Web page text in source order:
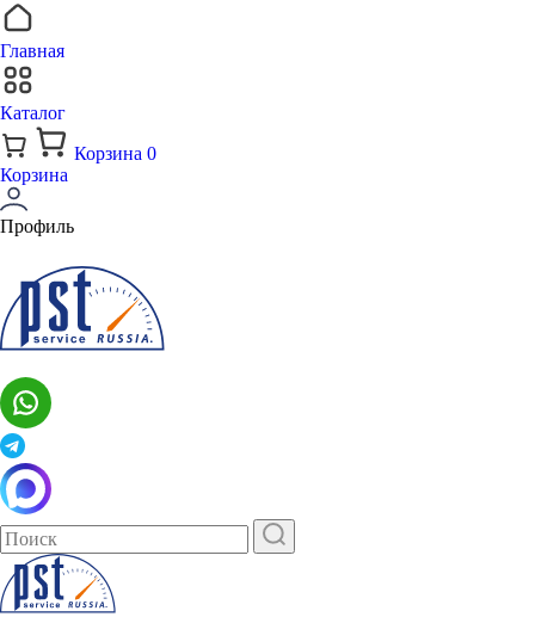
Главная
Каталог
Корзина 0
Корзина
Профиль